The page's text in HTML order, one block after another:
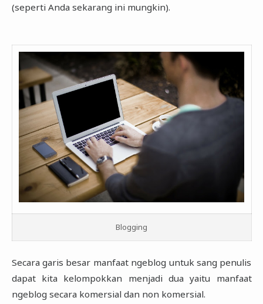
Consumer Goods
Miscellaneous Industry
Property & Building Construction
Trade & Services
(seperti Anda sekarang ini mungkin).
Blogging
Secara garis besar manfaat ngeblog untuk sang penulis
dapat kita kelompokkan menjadi dua yaitu manfaat
ngeblog secara komersial dan non komersial.